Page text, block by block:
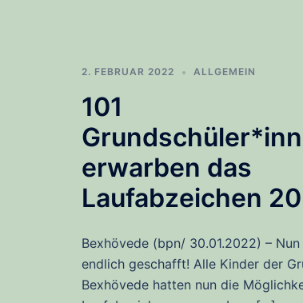
2. FEBRUAR 2022 ALLGEMEIN
101
erwarben das
Laufabzeichen
Bexhövede (bpn/ 30.01.2022) –
endlich geschafft! Alle Kinder der
Bexhövede hatten nun die